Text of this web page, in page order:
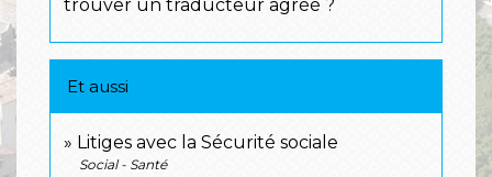
trouver un traducteur agréé ?
Et aussi
Litiges avec la Sécurité sociale
Social - Santé